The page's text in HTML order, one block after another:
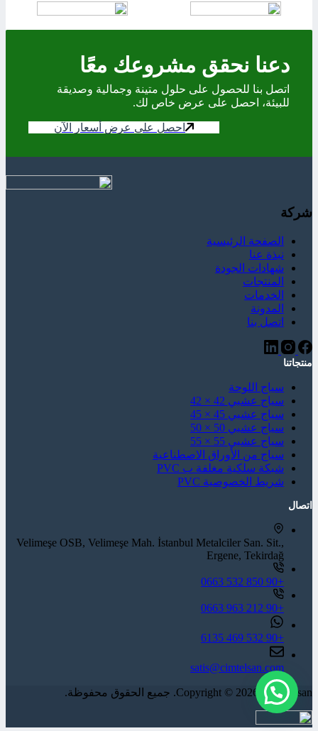
دعنا نحقق مشروعك معًا
اتصل بنا للحصول على حلول متينة وجمالية وصديقة
للبيئة، احصل على عرض خاص لك.
احصل على عرض أسعار الآن
شركة
الصفحة الرئيسية
نبذة عنا
شهادات الجودة
المنتجات
الخدمات
المدونة
اتصل بنا
منتجاتنا
سياج اللوحة
سياج عشبي 42 × 42
سياج عشبي 45 × 45
سياج عشبي 50 × 50
سياج عشبي 55 × 55
سياج من الأوراق الاصطناعية
شبكة سلكية مغلفة ب PVC
شريط الخصوصية PVC
اتصال
Velimeşe OSB, Velimeşe Mah. İstanbul Metalciler San. Sit.,
Ergene, Tekirdağ
+90 850 532 0663
+90 212 963 0663
+90 532 469 6135
satis@cimtelsan.com
Copyright © 2026 - Çimtelsan. جميع الحقوق محفوظة.